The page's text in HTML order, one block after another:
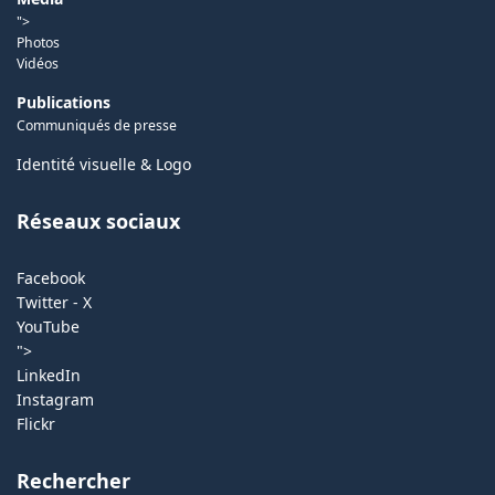
">
Photos
Vidéos
Publications
Communiqués de presse
Identité visuelle & Logo
Réseaux sociaux
Facebook
Twitter - X
YouTube
">
LinkedIn
Instagram
Flickr
Rechercher